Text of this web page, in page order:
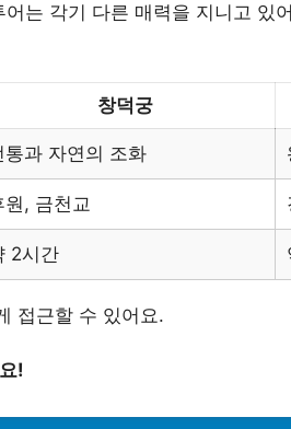
는 각기 다른 매력을 지니고 있
창덕궁
통과 자연의 조화
원, 금천교
2시간
접근할 수 있어요.
!